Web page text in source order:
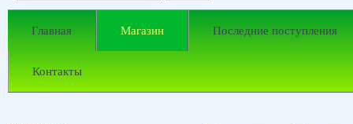
Главная Магазин Последние поступления
Контакты